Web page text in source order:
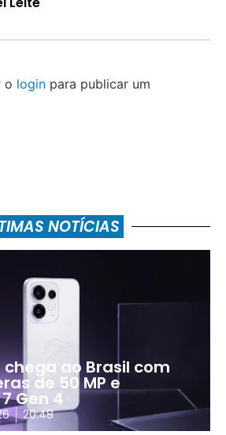
o login para publicar um
NOTÍCIAS
chega ao Brasil com
de 50 MP e
Gen 4
20:48